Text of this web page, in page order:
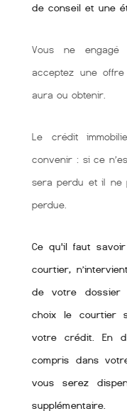
de conseil et une
Vous ne
acceptez une
aura ou obtenir.
Le crédit
convenir : si ce
sera perdu et il ne
perdue.
Ce qu'il faut
courtier,
de votre dossier
choix le courtier
votre crédit. En
compris dans
vous serez
supplémentaire.